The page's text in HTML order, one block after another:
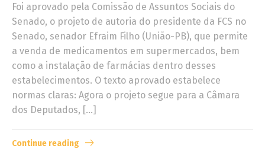
Foi aprovado pela Comissão de Assuntos Sociais do
Senado, o projeto de autoria do presidente da FCS no
Senado, senador Efraim Filho (União-PB), que permite
a venda de medicamentos em supermercados, bem
como a instalação de farmácias dentro desses
estabelecimentos. O texto aprovado estabelece
normas claras: Agora o projeto segue para a Câmara
dos Deputados, […]
Continue reading